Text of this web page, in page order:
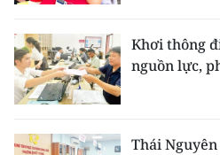
Video
Media Chính trị
Media Kinh tế
Khơi thông
nguồn lực,
Thái